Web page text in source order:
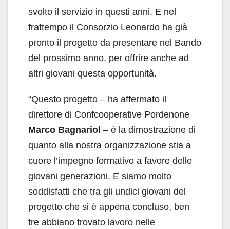
svolto il servizio in questi anni. E nel
frattempo il Consorzio Leonardo ha già
pronto il progetto da presentare nel Bando
del prossimo anno, per offrire anche ad
altri giovani questa opportunità.
“Questo progetto – ha affermato il
direttore di Confcooperative Pordenone
Marco Bagnariol – è la dimostrazione di
quanto alla nostra organizzazione stia a
cuore l’impegno formativo a favore delle
giovani generazioni. E siamo molto
soddisfatti che tra gli undici giovani del
progetto che si è appena concluso, ben
tre abbiano trovato lavoro nelle